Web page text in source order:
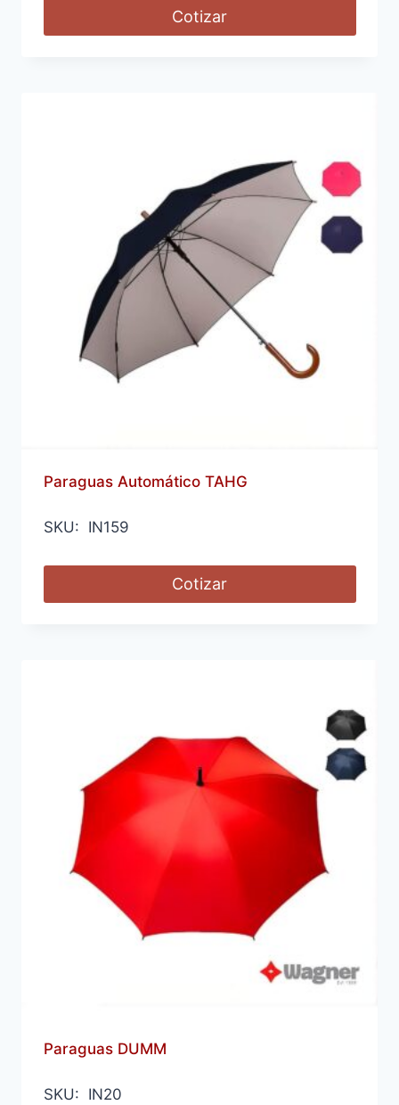
Cotizar
Paraguas Automático TAHG
SKU: IN159
Cotizar
Paraguas DUMM
SKU: IN20